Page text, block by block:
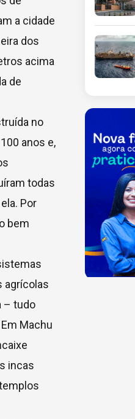
a cidade
dos
acima
de
no
anos e,
todas
Por
bem
agrícolas
– tudo
Machu
incas